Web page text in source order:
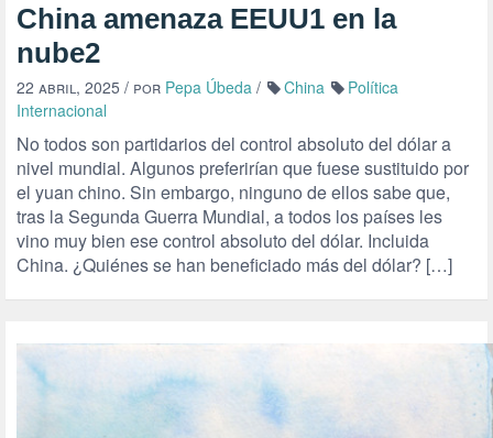
China amenaza EEUU1 en la
nube2
22 abril, 2025 / por Pepa Úbeda / China
Política
Internacional
No todos son partidarios del control absoluto del dólar a
nivel mundial. Algunos preferirían que fuese sustituido por
el yuan chino. Sin embargo, ninguno de ellos sabe que,
tras la Segunda Guerra Mundial, a todos los países les
vino muy bien ese control absoluto del dólar. Incluida
China. ¿Quiénes se han beneficiado más del dólar? […]